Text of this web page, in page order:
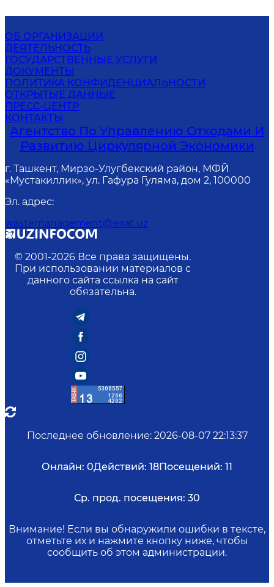
ОБ ОРГАНИЗАЦИИ
ДЕЯТЕЛЬНОСТЬ
ГОСУДАРСТВЕННЫЕ УСЛУГИ
ДОКУМЕНТЫ
ПОЛИТИКА КОНФИДЕНЦИАЛЬНОСТИ
ОТКРЫТЫЕ ДАННЫЕ
ПРЕСС-ЦЕНТР
КОНТАКТЫ
Агентство По Управлению Отходами И
Развитию Циркулярной Экономики
г. Ташкент, Мирзо-Улугбекский район, МФЙ
«Мустакиллик», ул. Гафура Гуляма, дом 2, 100000
Эл. адрес:
wastemanagement@exat.uz
© 2001-2026 Все права защищены.
При использовании материалов с
данного сайта ссылка на сайт
обязательна.
Последнее обновление: 2026-08-07 22:13:37
Онлайн: 0Действий: 18Посещений: 11
Ср. прод. посещения: 30
Внимание! Если вы обнаружили ошибки в тексте,
отметьте их и нажмите кнопку ниже, чтобы
сообщить об этом администрации.